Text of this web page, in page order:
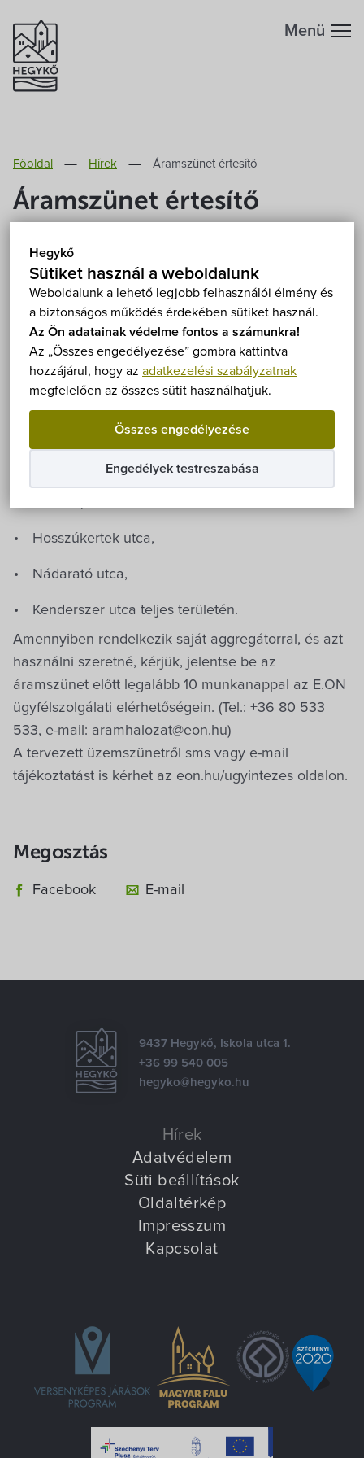
Hegykő
Sütiket használ a weboldalunk
Weboldalunk a lehető legjobb felhasználói élmény és
a biztonságos működés érdekében sütiket használ.
Az Ön adatainak védelme fontos a számunkra!
Az „Összes engedélyezése” gombra kattintva
hozzájárul, hogy az adatkezelési szabályzatnak
megfelelően az összes sütit használhatjuk.
Összes engedélyezése
Engedélyek testreszabása
Fontos telefonszámok
Földrajzi adottság
Éghajlat
Hegykő történelme
Szabadidő
Éttermek
Programok
Önkormányzat
Hírek
Képviselő-testület
Közoktatási Intézmények
Egyesületek, alapítványok
Villa Igku Kft.
Közérdekű adatok
Menü
Főoldal Hírek Áramszünet értesítő
Áramszünet értesítő
Tájékoztatjuk a tisztelt lakosságot, hogy 2020. július
8-án 9.00 órától várhatóan 14.00 óráig az alábbi
utcákban ÁRAMSZÜNET lesz.
Érintett utcák, útszakaszok:
Patak utca 12-től és 13-tól végig,
Kisérek utca,
Hosszúkertek utca,
Nádarató utca,
Kenderszer utca teljes területén.
Amennyiben rendelkezik saját aggregátorral, és azt
használni szeretné, kérjük, jelentse be az
áramszünet előtt legalább 10 munkanappal az E.ON
ügyfélszolgálati elérhetőségein. (Tel.: +36 80 533
533, e-mail: aramhalozat@eon.hu)
A tervezett üzemszünetről sms vagy e-mail
tájékoztatást is kérhet az eon.hu/ugyintezes oldalon.
Megosztás
Facebook E-mail
9437 Hegykő, Iskola utca 1.
+36 99 540 005
hegyko@hegyko.hu
Hírek
Adatvédelem
Süti beállítások
Oldaltérkép
Impresszum
Kapcsolat